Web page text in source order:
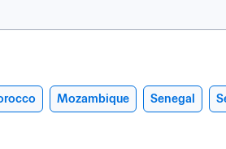
Mozambique Senegal